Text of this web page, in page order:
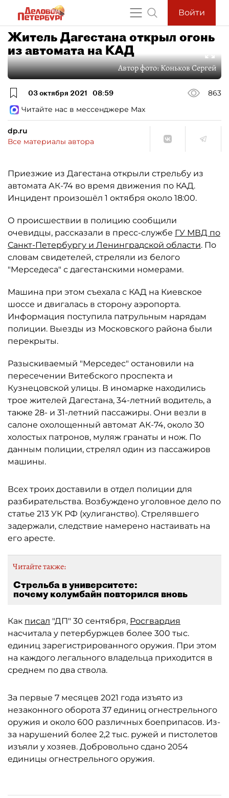
Войти
Житель Дагестана открыл огонь
из автомата на КАД
Автор фото:Коньков Сергей
03 октября 2021 08:59
863
Читайте нас в мессенджере Max
dp.ru
Все материалы автора
Приезжие из Дагестана открыли стрельбу из
автомата АК-74 во время движения по КАД.
Инцидент произошёл 1 октября около 18:00.
О происшествии в полицию сообщили
очевидцы, рассказали в пресс-службе ГУ МВД по
Санкт-Петербургу и Ленинградской области. По
словам свидетелей, стреляли из белого
"Мерседеса" с дагестанскими номерами.
Машина при этом съехала с КАД на Киевское
шоссе и двигалась в сторону аэропорта.
Информация поступила патрульным нарядам
полиции. Выезды из Московского района были
перекрыты.
Разыскиваемый "Мерседес" остановили на
пересечении Витебского проспекта и
Кузнецовской улицы. В иномарке находились
трое жителей Дагестана, 34-летний водитель, а
также 28- и 31-летний пассажиры. Они везли в
салоне охолощенный автомат АК-74, около 30
холостых патронов, муляж гранаты и нож. По
данным полиции, стрелял один из пассажиров
машины.
Всех троих доставили в отдел полиции для
разбирательства. Возбуждено уголовное дело по
статье 213 УК РФ (хулиганство). Стрелявшего
задержали, следствие намерено настаивать на
его аресте.
Читайте также:
Стрельба в университете:
почему колумбайн повторился вновь
Как писал "ДП" 30 сентября, Росгвардия
насчитала у петербуржцев более 300 тыс.
единиц зарегистрированного оружия. При этом
на каждого легального владельца приходится в
среднем по два ствола.
За первые 7 месяцев 2021 года изъято из
незаконного оборота 37 единиц огнестрельного
оружия и около 600 различных боеприпасов. Из-
за нарушений более 2,2 тыс. ружей и пистолетов
изъяли у хозяев. Добровольно сдано 2054
единицы огнестрельного оружия.